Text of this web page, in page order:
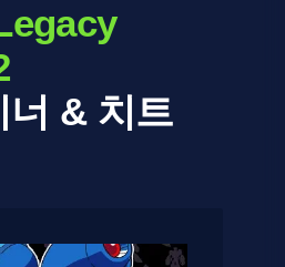
너 & 치트